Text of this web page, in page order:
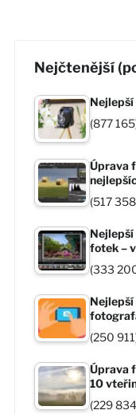
Nejčtenější
(877
Úprava
(517
Nejlepší
fotek –
(333
(250
Úprava
10
(229